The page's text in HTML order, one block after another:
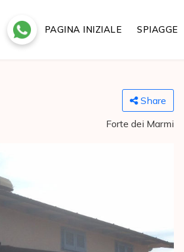
PAGINA INIZIALE SPIAGGE
Share
Forte dei Marmi